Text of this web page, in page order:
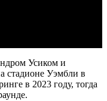
Усиком и
стадионе Уэмбли в
в 2023 году, тогда